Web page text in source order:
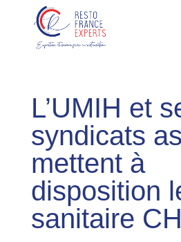
L’UMIH et
syndicats
mettent à
disposition
sanitaire